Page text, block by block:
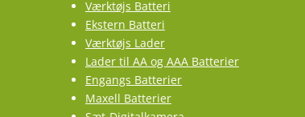
Værktøjs Batteri
Ekstern Batteri
Værktøjs Lader
Lader til AA og AAA Batterier
Engangs Batterier
Maxell Batterier